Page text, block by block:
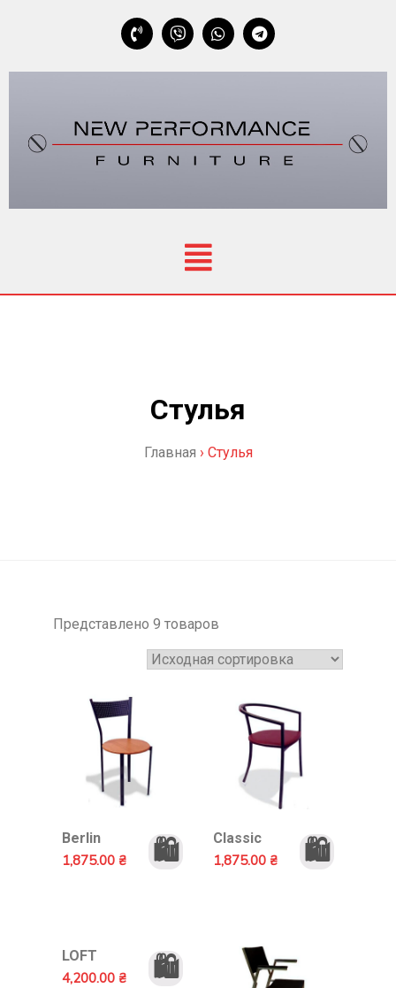
Стулья
Главная › Стулья
Представлено 9 товаров
Berlin
1,875.00 ₴ 🛍️ Classic
1,875.00 ₴ 🛍️
LOFT
4,200.00 ₴ 🛍️